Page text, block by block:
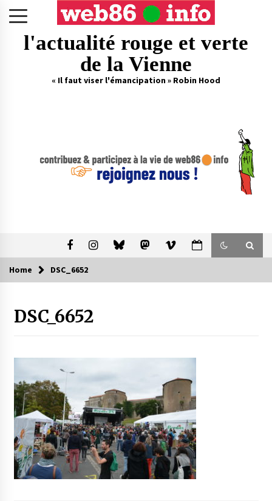
l'actualité rouge et verte
de la Vienne
« Il faut viser l'émancipation » Robin Hood
Home DSC_6652
DSC_6652